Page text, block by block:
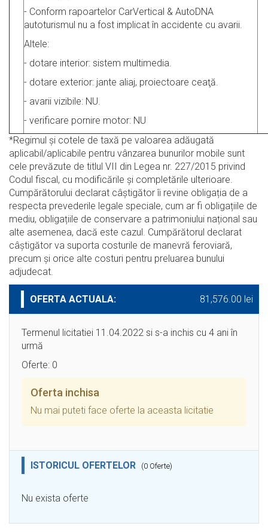
- Conform rapoartelor CarVertical & AutoDNA
autoturismul nu a fost implicat în accidente cu avarii.
Altele:
- dotare interior: sistem multimedia.
- dotare exterior: jante aliaj, proiectoare ceaţă.
- avarii vizibile: NU.
- verificare pornire motor: NU
*Regimul şi cotele de taxă pe valoarea adăugată
aplicabil/aplicabile pentru vânzarea bunurilor mobile sunt
cele prevăzute de titlul VII din Legea nr. 227/2015 privind
Codul fiscal, cu modificările şi completările ulterioare.
Cumpărătorului declarat câștigător îi revine obligația de a
respecta prevederile legale speciale, cum ar fi obligațiile de
mediu, obligațiile de conservare a patrimoniului național sau
alte asemenea, dacă este cazul. Cumpărătorul declarat
câștigător va suporta costurile de manevră feroviară,
precum și orice alte costuri pentru preluarea bunului
adjudecat.
OFERTA ACTUALA: 81,576.00 lei
Termenul licitatiei 11.04.2022 si s-a inchis cu 4 ani în
urmă
Oferte: 0
Oferta inchisa
Nu mai puteti face oferte la aceasta licitatie
ISTORICUL OFERTELOR (0 Oferte)
Nu exista oferte